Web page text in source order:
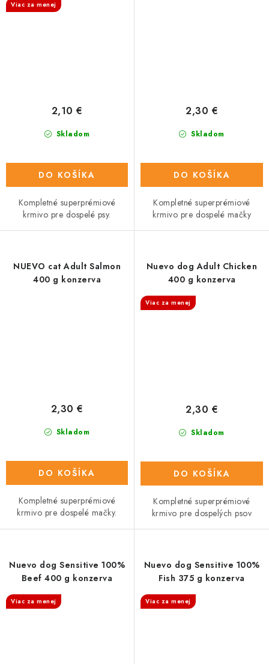
Viac za menej
Skladom
2,10 €
DO KOŠÍKA
Kompletné superprémiové
krmivo pre dospelé psy.
Skladom
2,30 €
DO KOŠÍKA
Kompletné superprémiové
krmivo pre dospelé mačky
NUEVO cat Adult Salmon
400 g konzerva
Skladom
2,30 €
DO KOŠÍKA
Kompletné superprémiové
krmivo pre dospelé mačky.
Nuevo dog Adult Chicken
400 g konzerva
Viac za menej
Skladom
2,30 €
DO KOŠÍKA
Kompletné superprémiové
krmivo pre dospelých psov
Nuevo dog Sensitive 100%
Beef 400 g konzerva
Viac za menej
Nuevo dog Sensitive 100%
Fish 375 g konzerva
Viac za menej